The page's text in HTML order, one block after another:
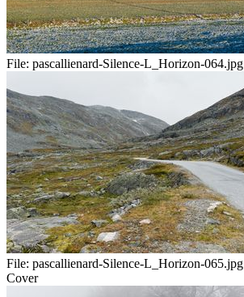
File: pascallienard-Silence-L_Horizon-064.jpg
File: pascallienard-Silence-L_Horizon-065.jpg
Cover